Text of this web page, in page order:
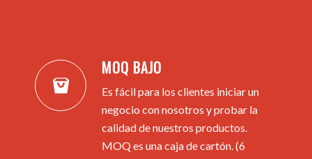
MOQ BAJO
Es fácil para los clientes iniciar un
negocio con nosotros y probar la
calidad de nuestros productos.
MOQ es una caja de cartón. (6